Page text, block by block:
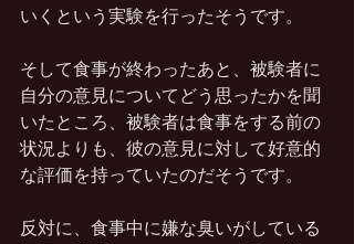
いくという実験を行ったそうです。
そして食事が終わったあと、被験者に
自分の意見についてどう思ったかを聞
いたところ、被験者は食事をする前の
状況よりも、彼の意見に対して好意的
な評価を持っていたのだそうです。
反対に、食事中に嫌な臭いがしている